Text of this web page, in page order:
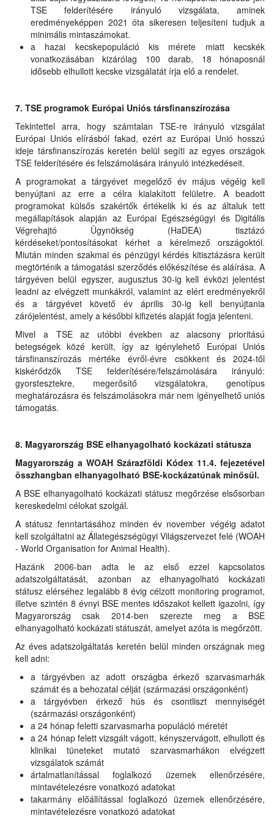
TSE felderítésére irányuló vizsgálata, aminek
eredményeképpen 2021 óta sikeresen teljesíteni tudjuk a
minimális mintaszámokat.
a hazai kecskepopuláció kis mérete miatt kecskék
vonatkozásában kizárólag 100 darab, 18 hónaposnál
idősebb elhullott kecske vizsgálatát írja elő a rendelet.
7. TSE programok Európai Uniós társfinanszírozása
Tekintettel arra, hogy számtalan TSE-re irányuló vizsgálat
Európai Uniós elírásból fakad, ezért az Európai Unió hosszú
ideje társfinanszírozás keretén belül segíti az egyes országok
TSE felderítésére és felszámolására irányuló intézkedéseit.
A programokat a tárgyévet megelőző év május végéig kell
benyújtani az erre a célra kialakított felületre. A beadott
programokat külsős szakértők értékelik ki és az általuk tett
megállapítások alapján az Európai Egészségügyi és Digitális
Végrehajtó Ügynökség (HaDEA) tisztázó
kérdéseket/pontosításokat kérhet a kérelmező országoktól.
Miután minden szakmai és pénzügyi kérdés kitisztázásra került
megtörténik a támogatási szerződés előkészítése és aláírása. A
tárgyéven belül egyszer, augusztus 30-ig kell évközi jelentést
leadni az elvégzett munkákról, valamint az elért eredményekről
és a tárgyévet követő év április 30-ig kell benyújtania
zárójelentést, amely a későbbi kifizetés alapját fogja jelenteni.
Mivel a TSE az utóbbi években az alacsony prioritású
betegségek közé került, így az igénylehető Európai Uniós
társfinanszírozás mértéke évről-évre csökkent és 2024-től
kiskérődzők TSE felderítésére/felszámolására irányuló:
gyorstesztekre, megerősítő vizsgálatokra, genotípus
meghatározásra és felszámolásokra már nem igényelhető uniós
támogatás.
8. Magyarország BSE elhanyagolható kockázati státusza
Magyarország a WOAH Szárazföldi Kódex 11.4. fejezetével
összhangban elhanyagolható BSE-kockázatúnak minősül.
A BSE elhanyagolható kockázati státusz megőrzése elsősorban
kereskedelmi célokat szolgál.
A státusz fenntartásához minden év november végéig adatot
kell szolgáltatni az Állategészségügyi Világszervezet felé (WOAH
- World Organisation for Animal Health).
Hazánk 2006-ban adta le az első ezzel kapcsolatos
adatszolgáltatását, azonban az elhanyagolható kockázati
státusz elérséhez legalább 8 évig célzott monitoring programot,
illetve szintén 8 évnyi BSE mentes időszakot kellett igazolni, így
Magyarország csak 2014-ben szerezte meg a BSE
elhanyagolható kockázati státuszát, amelyet azóta is megőrzött.
Az éves adatszolgáltatás keretén belül minden országnak meg
kell adni:
a tárgyévben az adott országba érkező szarvasmarhák
számát és a behozatal célját (származási országonként)
a tárgyévben érkező hús és csontliszt mennyiségét
(származási országonként)
a 24 hónap feletti szarvasmarha populáció méretét
a 24 hónap felett vizsgált vágott, kényszervágott, elhullott és
klinikai tüneteket mutató szarvasmarhákon elvégzett
vizsgálatok számát
ártalmatlanítással foglalkozó üzemek ellenőrzésére,
mintavételezésre vonatkozó adatokat
takarmány előállítással foglalkozó üzemek ellenőrzésére,
mintavételezésre vonatkozó adatokat